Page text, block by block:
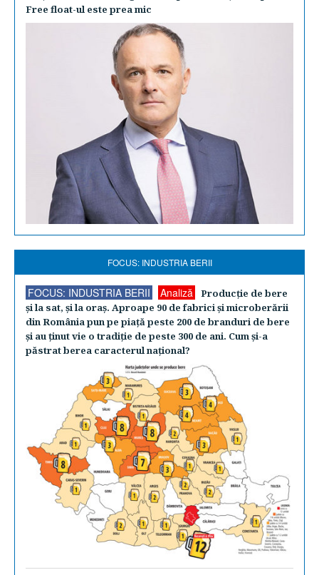
Free float-ul este prea mic
FOCUS: INDUSTRIA BERII
FOCUS: INDUSTRIA BERII Analiză
Producţie de bere
şi la sat, şi la oraş. Aproape 90 de fabrici şi microberării
din România pun pe piaţă peste 200 de branduri de bere
şi au ţinut vie o tradiţie de peste 300 de ani. Cum şi-a
păstrat berea caracterul naţional?